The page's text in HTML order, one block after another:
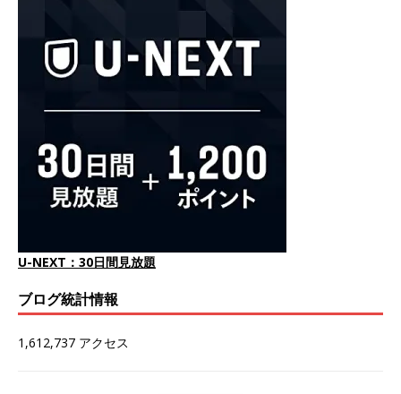
U-NEXT：30日間見放題
ブログ統計情報
1,612,737 アクセス